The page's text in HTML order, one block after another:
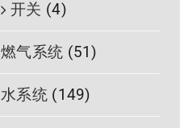
开关 (4)
燃气系统 (51)
水系统 (149)